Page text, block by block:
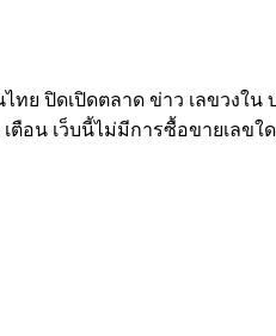
ย ปิดเปิดตลาด ข่าว เลขวงใ
เตือน เว็บนี้ไม่มีการซื้อขายเลข